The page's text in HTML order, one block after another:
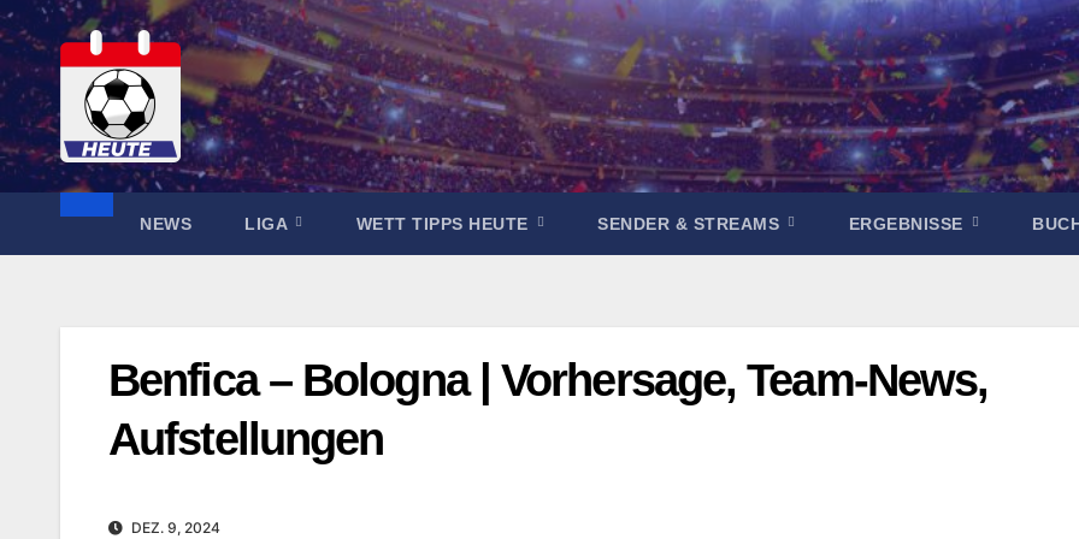
Zum
Inhalt
springen
NEWS LIGA WETT TIPPS HEUTE SENDER & STREAMS ERGEBNISSE
Benfica – Bologna | Vorhersage, Team-News,
Aufstellungen
DEZ. 9, 2024